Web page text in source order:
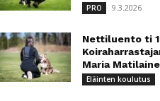
PRO 9.3.2026
Nettiluento ti
Maria
Eläinten koulutus